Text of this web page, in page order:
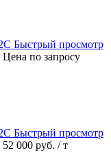
Быстрый просмотр
Цена по запросу
Быстрый просмотр
52 000 руб. / т